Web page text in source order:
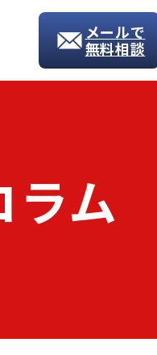
メールで
無料相談
ラム